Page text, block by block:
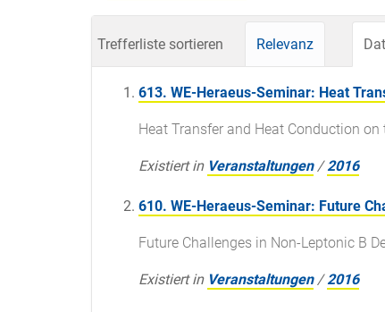
Trefferliste sortieren Relevanz
613. WE-Heraeus-Seminar: Heat
Heat Transfer and Heat Conduction
Existiert in Veranstaltungen /2016
610. WE-Heraeus-Seminar: Future
Future Challenges in Non-Leptonic B
Existiert in Veranstaltungen /2016